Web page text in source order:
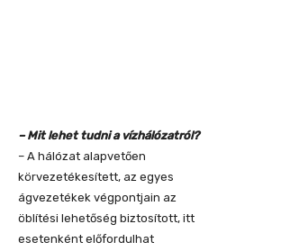
– Mit lehet tudni a vízhálózatról?
– A hálózat alapvetően
körvezetékesített, az egyes
ágvezetékek végpontjain az
öblítési lehetőség biztosított, itt
esetenként előfordulhat